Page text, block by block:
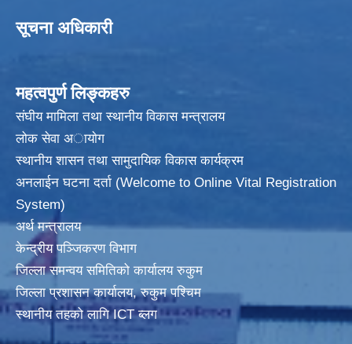
सूचना अधिकारी
महत्वपुर्ण लिङ्कहरु
संघीय मामिला तथा स्थानीय विकास मन्त्रालय
लोक सेवा अायाेग
स्थानीय शासन तथा सामुदायिक विकास कार्यक्रम
अनलाईन घटना दर्ता (Welcome to Online Vital Registration
System)
अर्थ मन्त्रालय
केन्द्रीय पञ्जिकरण विभाग
जिल्ला समन्वय समितिको कार्यालय रुकुम
जिल्ला प्रशासन कार्यालय, रुकुम पश्चिम
स्थानीय तहको लागि ICT ब्लग